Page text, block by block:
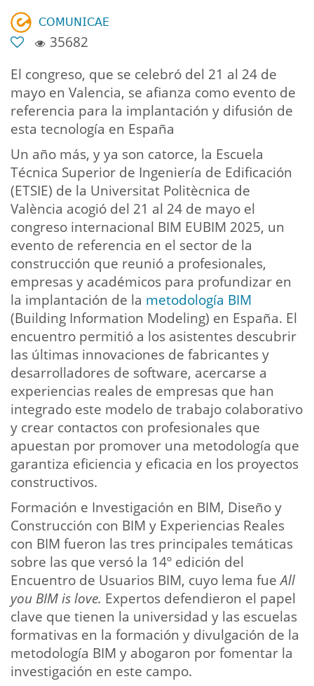
𝖢𝖮𝖬𝖴𝖭𝖨𝖢𝖠𝖤
35682
El congreso, que se celebró del 21 al 24 de
mayo en Valencia, se afianza como evento de
referencia para la implantación y difusión de
esta tecnología en España
Un año más, y ya son catorce, la Escuela
Técnica Superior de Ingeniería de Edificación
(ETSIE) de la Universitat Politècnica de
València acogió del 21 al 24 de mayo el
congreso internacional BIM EUBIM 2025, un
evento de referencia en el sector de la
construcción que reunió a profesionales,
empresas y académicos para profundizar en
la implantación de la metodología BIM
(Building Information Modeling) en España. El
encuentro permitió a los asistentes descubrir
las últimas innovaciones de fabricantes y
desarrolladores de software, acercarse a
experiencias reales de empresas que han
integrado este modelo de trabajo colaborativo
y crear contactos con profesionales que
apuestan por promover una metodología que
garantiza eficiencia y eficacia en los proyectos
constructivos.
Formación e Investigación en BIM, Diseño y
Construcción con BIM y Experiencias Reales
con BIM fueron las tres principales temáticas
sobre las que versó la 14º edición del
Encuentro de Usuarios BIM, cuyo lema fueAll
you BIM is love. Expertos defendieron el papel
clave que tienen la universidad y las escuelas
formativas en la formación y divulgación de la
metodología BIM y abogaron por fomentar la
investigación en este campo.